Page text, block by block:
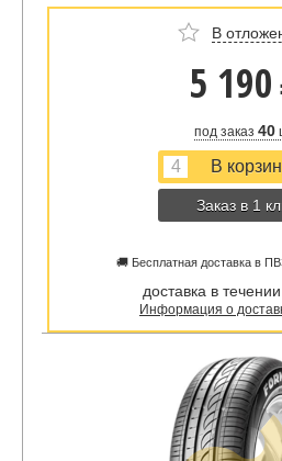
В
5 190
под заказ 40
Заказ в 1
🚚 Бесплатная доставка в
доставка в течении
Информация о